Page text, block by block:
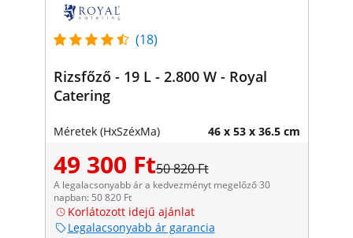
(18)
Rizsfőző - 19 L - 2.800 W - Royal
Catering
Méretek (HxSzéxMa) 46 x 53 x 36.5 cm
49 300 Ft50 820 Ft
A legalacsonyabb ár a kedvezményt megelőző 30
napban: 50 820 Ft
Korlátozott idejű ajánlat
Legalacsonyabb ár garancia